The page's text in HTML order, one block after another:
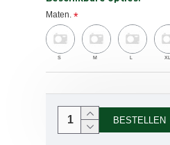
Maten.
S M L XL
BESTELLEN